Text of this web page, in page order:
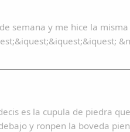
semana y me hice la
es la cupula de piedra
y ronpen la boveda